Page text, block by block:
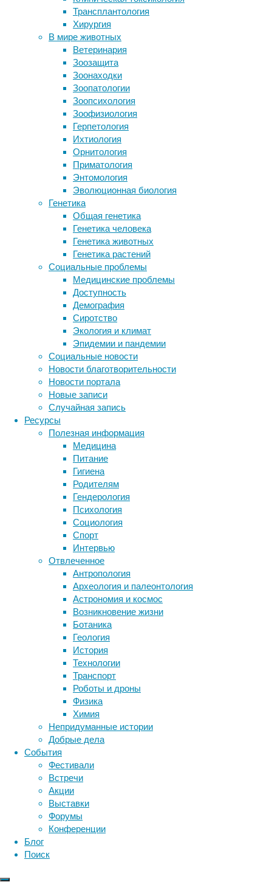
Трансплантология
Хирургия
В мире животных
Ветеринария
Зоозащита
Зоонаходки
Зоопатологии
Зоопсихология
Зоофизиология
Герпетология
Ихтиология
Орнитология
Приматология
Энтомология
Эволюционная биология
Генетика
Общая генетика
Генетика человека
Генетика животных
Генетика растений
Социальные проблемы
Медицинские проблемы
Доступность
Демография
Сиротство
Экология и климат
Эпидемии и пандемии
Социальные новости
Новости благотворительности
Новости портала
Новые записи
Случайная запись
Ресурсы
Полезная информация
Медицина
Питание
Гигиена
Родителям
Гендерология
Психология
Социология
Спорт
Интервью
Отвлеченное
Антропология
Археология и палеонтология
Астрономия и космос
Возникновение жизни
Ботаника
Геология
История
Технологии
Транспорт
Роботы и дроны
Физика
Химия
Непридуманные истории
Добрые дела
События
Фестивали
Встречи
Акции
Выставки
Форумы
Конференции
Блог
Поиск
социальные
проблемы,
социология,
суицид
По
данным
Всемирной
организации
здравоохранения
(ВОЗ),
ежегодно
800
тысяч
человек
кончают
жизнь
самоубийством,
25
раз
больше
людей
предпринимают
попытки
самоубийства.
В
преддверии
Всемирного
предотвращения
самоубийств
(World
Suicide
Prevention
Day),
который
отмечается
10
сентября,
Роспотребнадзор
призывает
проявлять
осторожность
размещении
сообщений
случаях
самоубийства
средствах
массовой
информации.
Ведомство
также
призывает
поддерживать
людей,
потерявших
практика
Audi E5 Sportback 2025: новый
электрический кроссовер
Морские опиумные вампиры: рыбы с
самым необычным ядом
Новая вакцина предотвращает
рецидив лейкемии
Следите за новостями
Метки
ДНК бактерии
биотехнология
генетика дети
здоровье знания иммунитет
инструменты и методы
исследования
лекарства медицина
мозг наука неврология
нейробиология
нейрофизиология
палеонтология
поведение
сон
физиология
эмоции